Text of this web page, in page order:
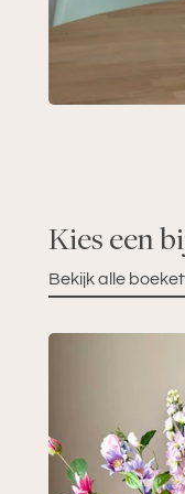
Kies een
Bekijk alle